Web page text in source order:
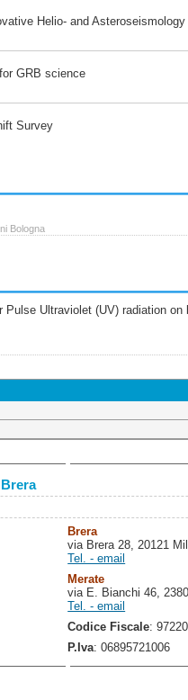
Helio- and Asteroseismology
GRB science
Survey
Bologna
Ultraviolet (UV) radiation on
Brera
via Brera 28, 20121
Tel. - email
Merate
via E. Bianchi 46,
Tel. - email
Codice Fiscale:
P.Iva: 06895721006